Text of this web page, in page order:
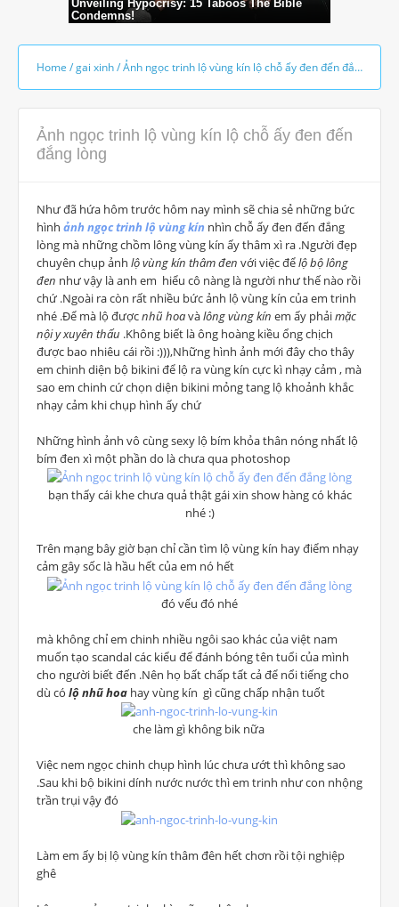
Home /gai xinh/Ảnh ngọc trinh lộ vùng kín lộ chỗ ấy đen đến đắng lòng
Ảnh ngọc trinh lộ vùng kín lộ chỗ ấy đen đến
đắng lòng
Như đã hứa hôm trước hôm nay mình sẽ chia sẻ những bức
hình ảnh ngọc trinh lộ vùng kín nhìn chỗ ấy đen đến đắng
lòng mà những chồm lông vùng kín ấy thâm xì ra .Người đẹp
chuyên chụp ảnh lộ vùng kín thâm đen với việc đểlộ bộ lông
đen như vậy là anh em hiểu cô nàng là người như thế nào rồi
chứ .Ngoài ra còn rất nhiều bức ảnh lộ vùng kín của em trinh
nhé .Để mà lộ đượcnhũ hoavàlông vùng kín em ấy phảimặc
nội y xuyên thấu .Không biết là ông hoàng kiều ổng chịch
được bao nhiêu cái rồi :))),Những hình ảnh mới đây cho thây
em chinh diện bộ bikini để lộ ra vùng kín cực kì nhạy cảm , mà
sao em chinh cứ chọn diện bikini mỏng tang lộ khoảnh khắc
nhạy cảm khi chụp hình ấy chứ
Những hình ảnh vô cùng sexy lộ bím khỏa thân nóng nhất lộ
bím đen xì một phần do là chưa qua photoshop
bạn thấy cái khe chưa quả thật gái xin show hàng có khác
nhé :)
Trên mạng bây giờ bạn chỉ cần tìm lộ vùng kín hay điểm nhạy
cảm gây sốc là hầu hết của em nó hết
đó vếu đó nhé
mà không chỉ em chinh nhiều ngôi sao khác của việt nam
muốn tạo scandal các kiểu để đánh bóng tên tuổi của mình
cho người biết đến .Nên họ bất chấp tất cả để nổi tiếng cho
dù có lộ nhũ hoa hay vùng kín gì cũng chấp nhận tuốt
che làm gì không bik nữa
Việc nem ngọc chinh chụp hình lúc chưa ướt thì không sao
.Sau khi bộ bikini dính nước nước thì em trinh như con nhộng
trần trụi vậy đó
Làm em ấy bị lộ vùng kín thâm đên hết chơn rồi tội nghiệp
ghê